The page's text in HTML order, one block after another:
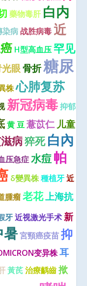
藥物毒肝 白内
染病 战胜病毒 近
H型高血压 罕见
眼骨折糖尿
株心肺复苏
新冠病毒 抑郁
黄 豆 薏苡仁儿童
病猝死白內
压急症 水痘帕
δ變異株種植牙 近
腫瘤 老花上海抗
牙 近视激光手术 新
暑 宮頸癌疫苗 抑
变异株耳
黃芪 治療齲齒 揿